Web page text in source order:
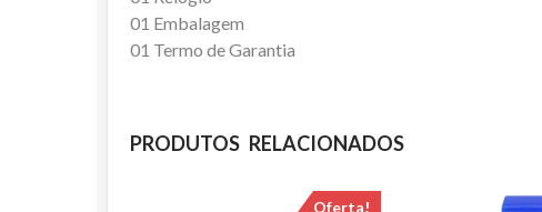
01 Embalagem
01 Termo de Garantia
PRODUTOS RELACIONADOS
Oferta!